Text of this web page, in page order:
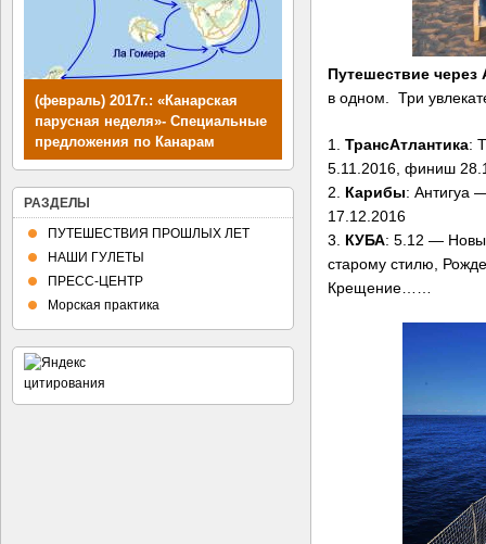
Путешествие
в одном. Три
1. ТрансАтлантика:
5.11.2016, финиш
2. Карибы: Антигуа
17.12.2016
3.
КУБА: 5.12 —
старому стилю,
Крещение……
(февраль) 2017г.: «Канарская
парусная неделя»- Специальные
предложения по Канарам
Планы путешествий
РАЗДЕЛЫ
ПУТЕШЕСТВИЯ ПРОШЛЫХ ЛЕТ
НАШИ ГУЛЕТЫ
ПРЕСС-ЦЕНТР
Морская практика